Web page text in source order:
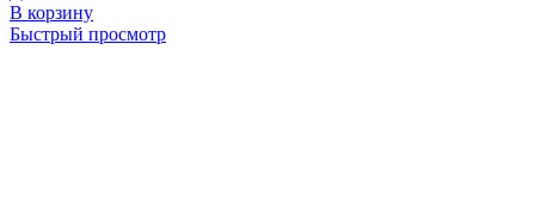
В корзину
Быстрый просмотр